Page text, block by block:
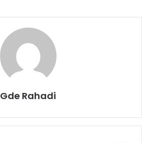
Gde Rahadi